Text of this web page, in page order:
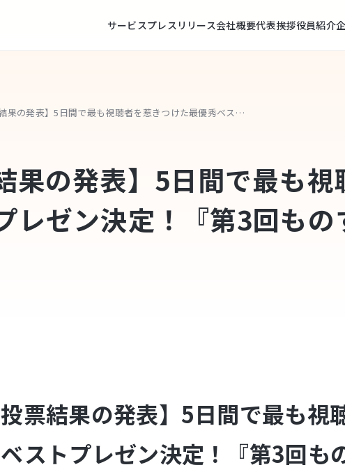
サービスプレスリリース会社概要代表挨拶役員紹介
【視聴者投票結果の発表】5日間で最も視聴者を惹きつけた最優秀ベストプレゼン決定！『第3回ものすごいベンチャー展』
果の発表】5日間で最も
レゼン決定！『第3回も
投票結果の発表】5日間で最も視
ストプレゼン決定！『第3回も